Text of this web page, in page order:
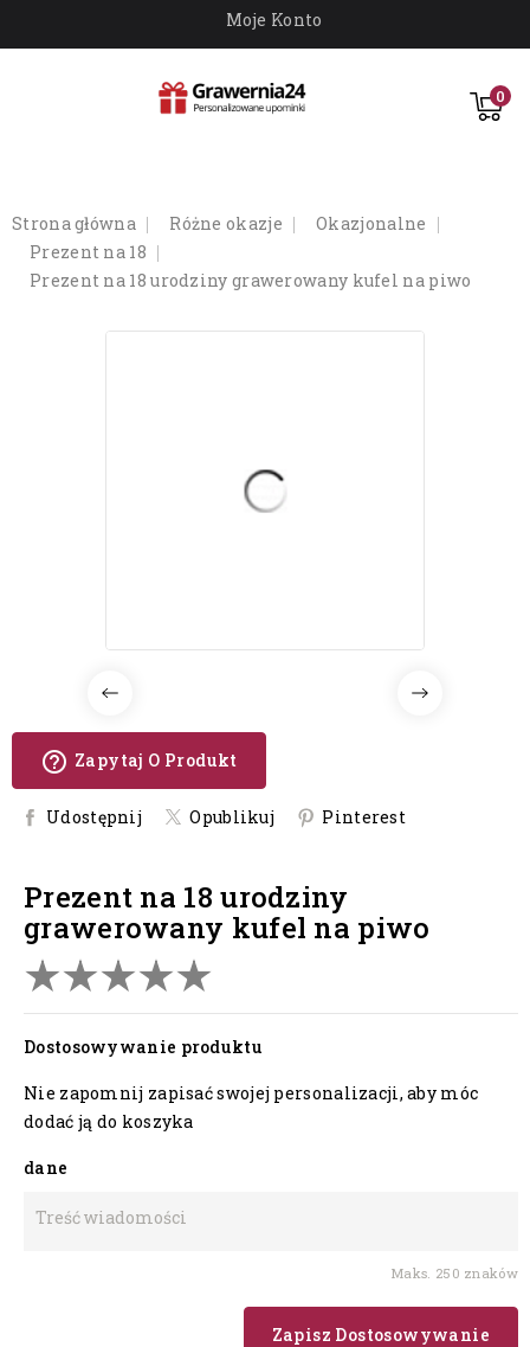
Moje Konto
0
strona główna różne okazje
okazjonalne
prezent na 18
prezent na 18 urodziny grawerowany kufel na piwo
help_outline Zapytaj O Produkt
Udostępnij Opublikuj Pinterest
prezent na 18 urodziny
grawerowany kufel na piwo
Dostosowywanie produktu
Nie zapomnij zapisać swojej personalizacji, aby móc
dodać ją do koszyka
dane
Maks. 250 znaków
Zapisz Dostosowywanie